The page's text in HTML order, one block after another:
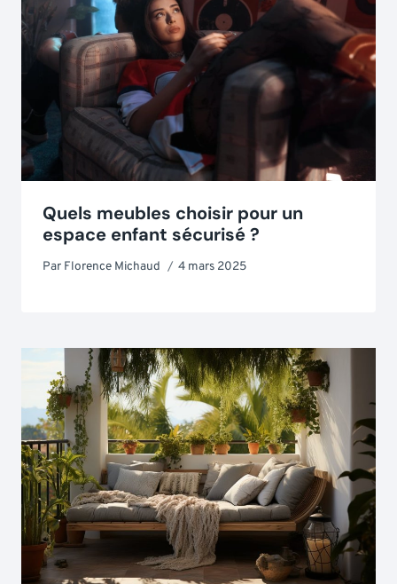
Quels meubles choisir pour un
espace enfant sécurisé ?
Par Florence Michaud 4 mars 2025